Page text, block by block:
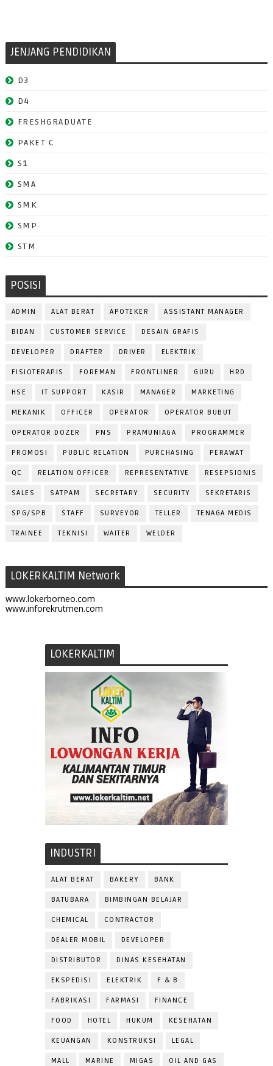
JENJANG PENDIDIKAN
D3
D4
FRESHGRADUATE
PAKET C
S1
SMA
SMK
SMP
STM
POSISI
ADMIN ALAT BERAT APOTEKER ASSISTANT MANAGER
BIDAN CUSTOMER SERVICE DESAIN GRAFIS
DEVELOPER DRAFTER DRIVER ELEKTRIK
FISIOTERAPIS FOREMAN FRONTLINER GURU HRD
HSE IT SUPPORT KASIR MANAGER MARKETING
MEKANIK OFFICER OPERATOR OPERATOR BUBUT
OPERATOR DOZER PNS PRAMUNIAGA PROGRAMMER
PROMOSI PUBLIC RELATION PURCHASING PERAWAT
QC RELATION OFFICER REPRESENTATIVE RESEPSIONIS
SALES SATPAM SECRETARY SECURITY SEKRETARIS
SPG/SPB STAFF SURVEYOR TELLER TENAGA MEDIS
TRAINEE TEKNISI WAITER WELDER
LOKERKALTIM Network
www.lokerborneo.com
www.inforekrutmen.com
LOKERKALTIM
INDUSTRI
ALAT BERAT BAKERY BANK
BATUBARA BIMBINGAN BELAJAR
CHEMICAL CONTRACTOR
DEALER MOBIL DEVELOPER
DISTRIBUTOR DINAS KESEHATAN
EKSPEDISI ELEKTRIK F & B
FABRIKASI FARMASI FINANCE
FOOD HOTEL HUKUM KESEHATAN
KEUANGAN KONSTRUKSI LEGAL
MALL MARINE MIGAS OIL AND GAS